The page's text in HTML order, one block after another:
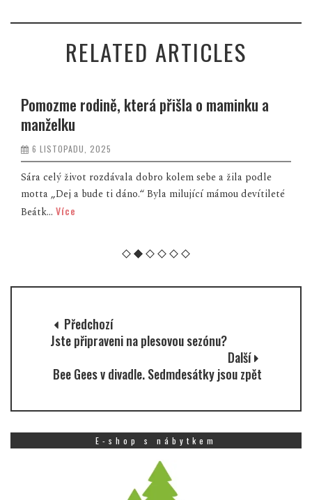
RELATED ARTICLES
Pomozme rodině, která přišla o maminku a
manželku
6 LISTOPADU, 2025
Sára celý život rozdávala dobro kolem sebe a žila podle
motta „Dej a bude ti dáno.“ Byla milující mámou devítileté
Beátk... Více
Předchozí
Jste připraveni na plesovou sezónu?
Další
Bee Gees v divadle. Sedmdesátky jsou zpět
E-shop s nábytkem